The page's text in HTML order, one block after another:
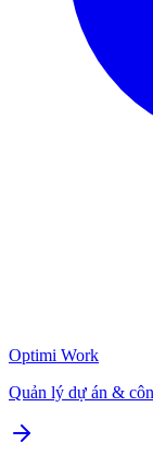
Optimi Work
Quản lý dự án &